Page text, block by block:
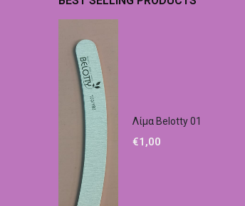
Λίμα Belotty 01
€1,00